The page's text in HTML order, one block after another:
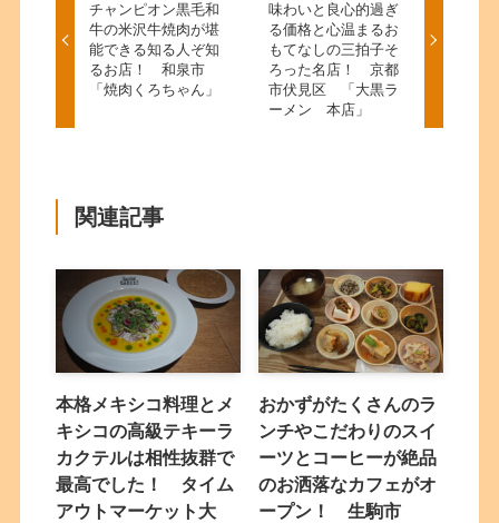
チャンピオン黒毛和
牛の米沢牛焼肉が堪
能できる知る人ぞ知
るお店！ 和泉市
「焼肉くろちゃん」
味わいと良心的過ぎ
る価格と心温まるお
もてなしの三拍子そ
ろった名店！ 京都
市伏見区 「大黒ラ
ーメン 本店」
関連記事
本格メキシコ料理とメ
キシコの高級テキーラ
カクテルは相性抜群で
最高でした！ タイム
アウトマーケット大
おかずがたくさんのラ
ンチやこだわりのスイ
ーツとコーヒーが絶品
のお洒落なカフェがオ
ープン！ 生駒市